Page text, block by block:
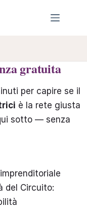
gratuita
per capire se il
è la rete giusta
sotto — senza
del Circuito: